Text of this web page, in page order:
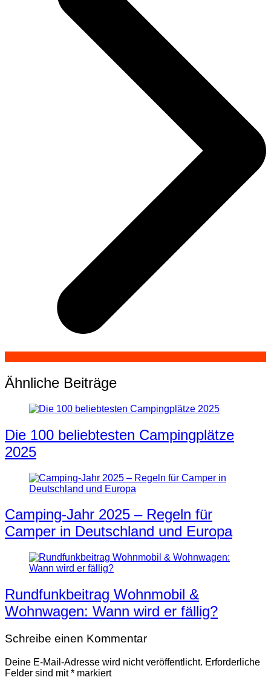
Ähnliche Beiträge
Die 100 beliebtesten Campingplätze
2025
Camping-Jahr 2025 – Regeln für
Camper in Deutschland und Europa
Rundfunkbeitrag Wohnmobil &
Wohnwagen: Wann wird er fällig?
Schreibe einen Kommentar
Deine E-Mail-Adresse wird nicht veröffentlicht. Erforderliche
Felder sind mit* markiert